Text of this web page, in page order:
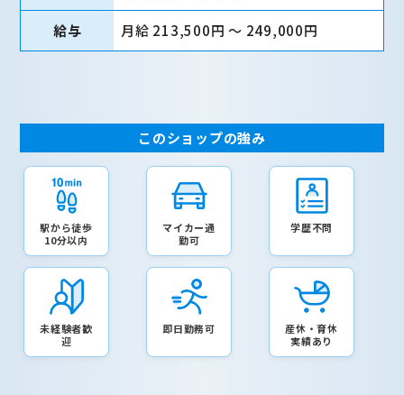
給与 月給 213,500円 〜 249,000円
このショップの強み
駅から徒歩
10分以内
マイカー通
勤可
学歴不問
未経験者歓
迎
即日勤務可
産休・育休
実績あり